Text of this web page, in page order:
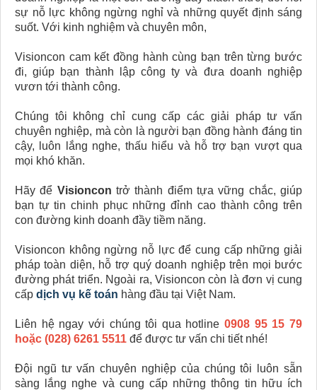
sự nỗ lực không ngừng nghỉ và những quyết định sáng
suốt. Với kinh nghiệm và chuyên môn,
Visioncon cam kết đồng hành cùng bạn trên từng bước
đi, giúp bạn thành lập công ty và đưa doanh nghiệp
vươn tới thành công.
Chúng tôi không chỉ cung cấp các giải pháp tư vấn
chuyên nghiệp, mà còn là người bạn đồng hành đáng tin
cậy, luôn lắng nghe, thấu hiểu và hỗ trợ bạn vượt qua
mọi khó khăn.
Hãy để Visioncon trở thành điểm tựa vững chắc, giúp
bạn tự tin chinh phục những đỉnh cao thành công trên
con đường kinh doanh đầy tiềm năng.
Visioncon không ngừng nỗ lực để cung cấp những giải
pháp toàn diện, hỗ trợ quý doanh nghiệp trên mọi bước
đường phát triển. Ngoài ra, Visioncon còn là đơn vị cung
cấp dịch vụ kế toán hàng đầu tại Việt Nam.
Liên hệ ngay với chúng tôi qua hotline0908 95 15 79
hoặc (028) 6261 5511 để được tư vấn chi tiết nhé!
Đội ngũ tư vấn chuyên nghiệp của chúng tôi luôn sẵn
sàng lắng nghe và cung cấp những thông tin hữu ích